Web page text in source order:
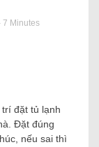
7 Minutes
đặt tủ lạnh
Đặt đúng
nếu sai thì